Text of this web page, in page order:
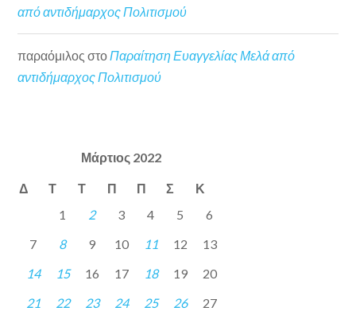
από αντιδήμαρχος Πολιτισμού
παραόμιλος στοΠαραίτηση Ευαγγελίας Μελά από
αντιδήμαρχος Πολιτισμού
Μάρτιος 2022
Δ Τ Τ Π Π Σ Κ
1 2 3 4 5
6
7
8 9 10 11 12
13
14
15 16 17 18 19
20
21
22 23 24 25 26
27